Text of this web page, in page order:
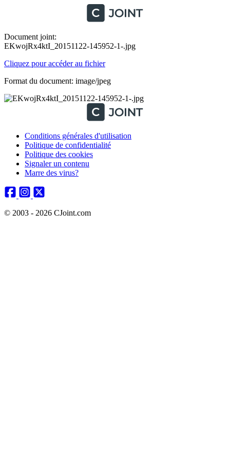
Document joint:
EKwojRx4ktI_20151122-145952-1-.jpg
Cliquez pour accéder au fichier
Format du document: image/jpeg
Conditions générales d'utilisation
Politique de confidentialité
Politique des cookies
Signaler un contenu
Marre des virus?
© 2003 - 2026 CJoint.com